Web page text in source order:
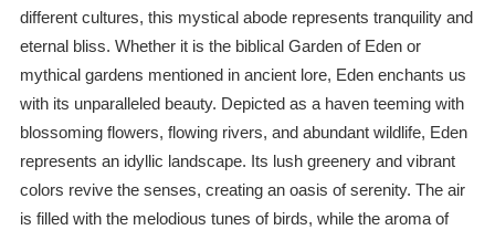
different cultures, this mystical abode represents tranquility and
eternal bliss. Whether it is the biblical Garden of Eden or
mythical gardens mentioned in ancient lore, Eden enchants us
with its unparalleled beauty. Depicted as a haven teeming with
blossoming flowers, flowing rivers, and abundant wildlife, Eden
represents an idyllic landscape. Its lush greenery and vibrant
colors revive the senses, creating an oasis of serenity. The air
is filled with the melodious tunes of birds, while the aroma of